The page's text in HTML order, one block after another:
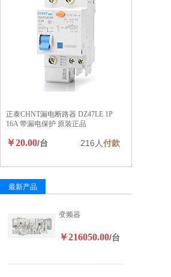
正泰CHNT漏电断路器 DZ47LE 1P
16A 带漏电保护 原装正品
￥20.00/台 216人付款
最新产品
变频器
￥216050.00/台